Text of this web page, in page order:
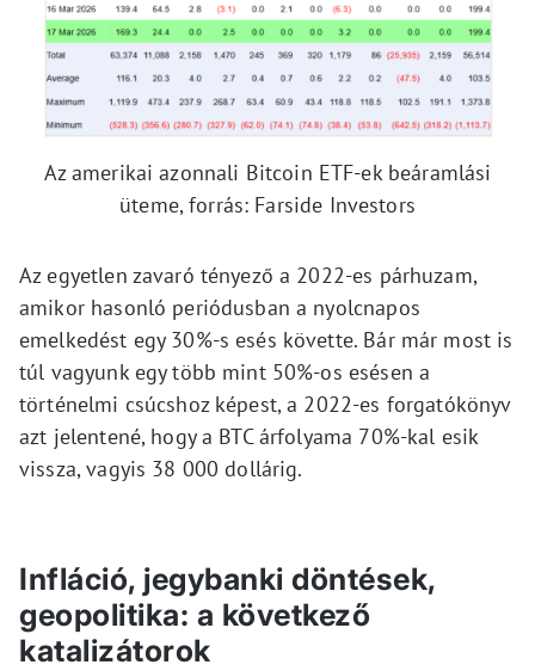
Az amerikai azonnali Bitcoin ETF-ek beáramlási
üteme, forrás: Farside Investors
Az egyetlen zavaró tényező a 2022-es párhuzam,
amikor hasonló periódusban a nyolcnapos
emelkedést egy 30%-s esés követte. Bár már most is
túl vagyunk egy több mint 50%-os esésen a
történelmi csúcshoz képest, a 2022-es forgatókönyv
azt jelentené, hogy a BTC árfolyama 70%-kal esik
vissza, vagyis 38 000 dollárig.
Infláció, jegybanki döntések,
geopolitika: a következő
katalizátorok